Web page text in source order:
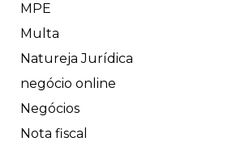
MPE
Multa
Natureja Jurídica
negócio online
Negócios
Nota fiscal